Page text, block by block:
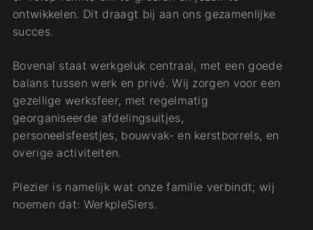
ontwikkelen. Dit draagt bij aan ons gezamenlijke
succes.
Bovenal staat werkgeluk centraal, met een goede
balans tussen werk en privé. Wij zorgen voor een
gezellige werksfeer, met regelmatig
georganiseerde afdelingsuitjes,
personeelsfeestjes, bouwvak- en kerstborrels, en
overige activiteiten.
Plezier is namelijk wat onze familie verbindt; wij
noemen dat: WerkpleSiers.